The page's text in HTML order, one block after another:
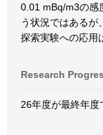
0.01 mBq/m3の感
う状況ではあるが
探索実験への応用
Research
26年度が最終年度